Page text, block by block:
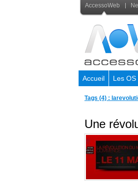
AccessoWeb
Accueil Les OS
Tags (4) :
Une